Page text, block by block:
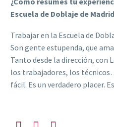
Escuela de Doblaje de
Trabajar en la Escuela de
Son gente estupenda, que
Tanto desde la dirección, con
los trabajadores, los
fácil. Es un verdadero placer.